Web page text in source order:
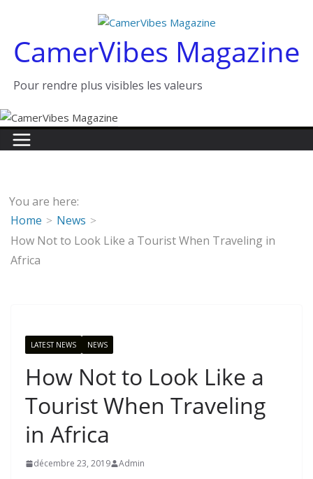
contenuCamerVibes Magazine
Pour rendre plus visibles les valeurs
You are here:
Home
News
How Not to Look Like a Tourist When Traveling in
Africa
LATEST NEWS NEWS
How Not to Look Like a
Tourist When Traveling
in Africa
décembre 23, 2019 Admin